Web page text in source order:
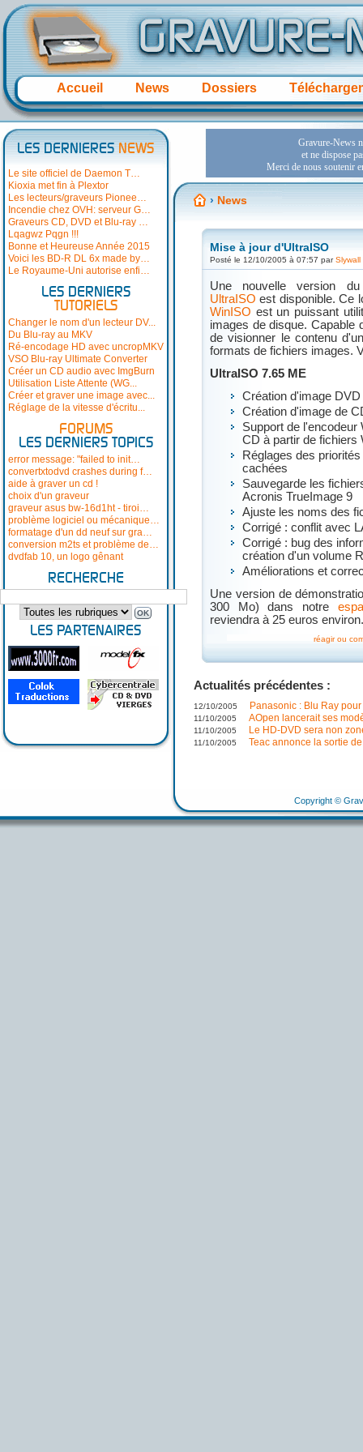
Accueil News Dossiers
LES DERNIERESNEWS
Le site officiel de Daemon T…
Kioxia met fin à Plextor
Les lecteurs/graveurs Pionee…
Incendie chez OVH: serveur G…
Graveurs CD, DVD et Blu-ray …
Lqagwz Pqgn !!!
Bonne et Heureuse Année 2015
Voici les BD-R DL 6x made by…
Le Royaume-Uni autorise enfi…
LES DERNIERS
TUTORIELS
Changer le nom d'un lecteur DV...
Du Blu-ray au MKV
Ré-encodage HD avec uncropMKV
VSO Blu-ray Ultimate Converter
Créer un CD audio avec ImgBurn
Utilisation Liste Attente (WG...
Créer et graver une image avec...
Réglage de la vitesse d'écritu...
FORUMS
LES DERNIERS TOPICS
error message: "failed to init…
convertxtodvd crashes during f…
aide à graver un cd !
choix d'un graveur
graveur asus bw-16d1ht - tiroi…
problème logiciel ou mécanique…
formatage d'un dd neuf sur gra…
conversion m2ts et problème de…
dvdfab 10, un logo gênant
RECHERCHE
LES PARTENAIRES
› News
Mise à jour d'UltraISO
Posté le 12/10/2005 à 07:57 parSlywall
Une nouvelle version
UltraISO est disponible. Ce
WinISO est un puissant
images de disque. Capable
de visionner le contenu
formats de fichiers images.
UltraISO 7.65 ME
Création d'image
Création d'image de
Support de l'encodeur
CD à partir de fichiers
Réglages des
cachées
Sauvegarde les
Acronis TrueImage 9
Ajuste les noms des
Corrigé : conflit avec
Corrigé : bug des
création d'un volume
Améliorations et
Une version de
300 Mo) dans notre
reviendra à 25 euros environ.
réagir ou
Actualités précédentes :
12/10/2005 Panasonic : Blu Ray
11/10/2005 AOpen lancerait ses
11/10/2005 Le HD-DVD sera non
11/10/2005 Teac annonce la sortie
Copyright ©